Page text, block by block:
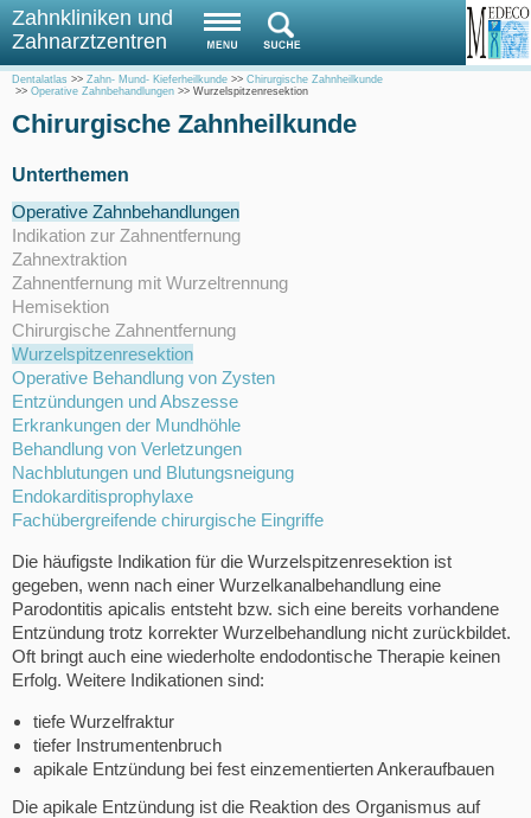
Zahnkliniken und
Zahnarztzentren
Dentalatlas >> Zahn- Mund- Kieferheilkunde >> Chirurgische Zahnheilkunde
>> Operative Zahnbehandlungen >> Wurzelspitzenresektion
Chirurgische Zahnheilkunde
Unterthemen
Operative Zahnbehandlungen
Indikation zur Zahnentfernung
Zahnextraktion
Zahnentfernung mit Wurzeltrennung
Hemisektion
Chirurgische Zahnentfernung
Wurzelspitzenresektion
Operative Behandlung von Zysten
Entzündungen und Abszesse
Erkrankungen der Mundhöhle
Behandlung von Verletzungen
Nachblutungen und Blutungsneigung
Endokarditisprophylaxe
Fachübergreifende chirurgische Eingriffe
Die häufigste Indikation für die Wurzelspitzenresektion ist
gegeben, wenn nach einer Wurzelkanalbehandlung eine
Parodontitis apicalis entsteht bzw. sich eine bereits vorhandene
Entzündung trotz korrekter Wurzelbehandlung nicht zurückbildet.
Oft bringt auch eine wiederholte endodontische Therapie keinen
Erfolg. Weitere Indikationen sind:
tiefe Wurzelfraktur
tiefer Instrumentenbruch
apikale Entzündung bei fest einzementierten Ankeraufbauen
Die apikale Entzündung ist die Reaktion des Organismus auf